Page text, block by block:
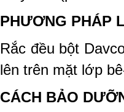
PHƯƠNG PHÁP
Rắc đều bột
lên trên mặt lớp
CÁCH BẢO